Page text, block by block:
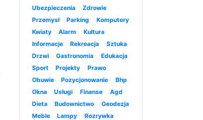
Ubezpieczenia
Zdrowie
Przemysł
Parking
Komputery
Kwiaty
Alarm
Kultura
Informacje
Rekreacja
Sztuka
Drzwi
Gastronomia
Edukacja
Sport
Projekty
Prawo
Obuwie
Pozycjonowanie
Bhp
Okna
Usługi Finanse
Agd
Dieta
Budownictwo
Geodezja
Meble
Lampy
Rozrywka